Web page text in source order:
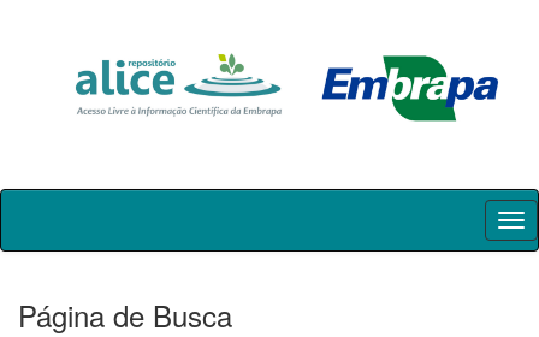
Skip
Página de Busca